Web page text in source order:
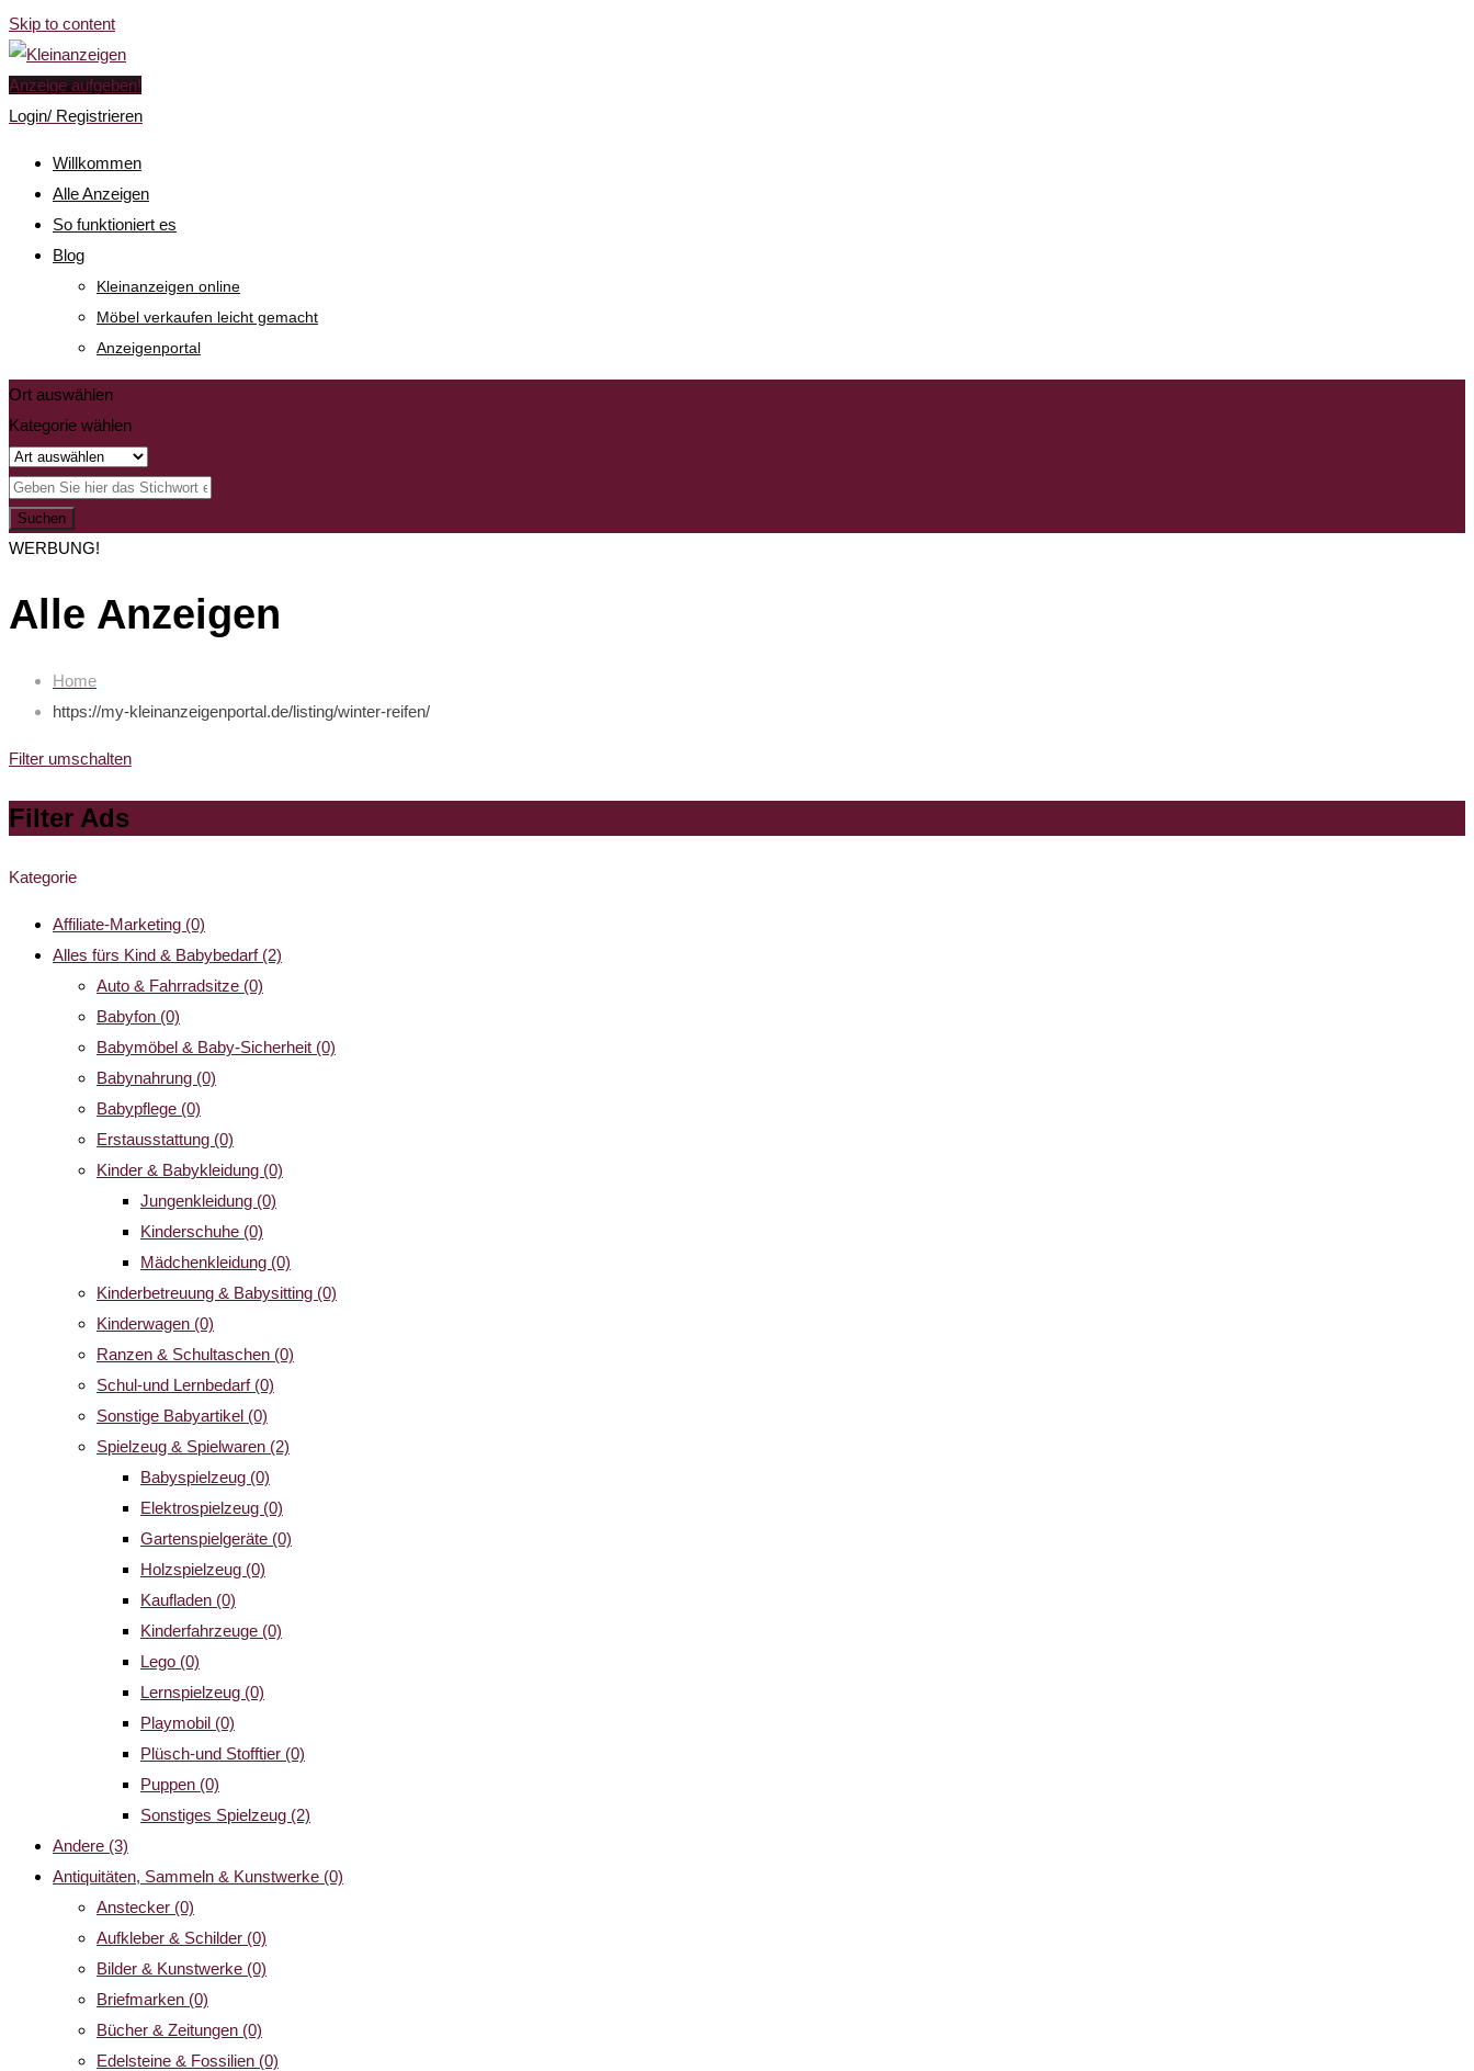
Skip to content
Anzeige aufgeben!
Login/ Registrieren
Willkommen
Alle Anzeigen
So funktioniert es
Blog
Kleinanzeigen online
Möbel verkaufen leicht gemacht
Anzeigenportal
Ort auswählen
Kategorie wählen
Suchen
WERBUNG!
Alle Anzeigen
Home
https://my-kleinanzeigenportal.de/listing/winter-reifen/
Filter umschalten
Filter Ads
Kategorie
Affiliate-Marketing (0)
Alles fürs Kind & Babybedarf (2)
Auto & Fahrradsitze (0)
Babyfon (0)
Babymöbel & Baby-Sicherheit (0)
Babynahrung (0)
Babypflege (0)
Erstausstattung (0)
Kinder & Babykleidung (0)
Jungenkleidung (0)
Kinderschuhe (0)
Mädchenkleidung (0)
Kinderbetreuung & Babysitting (0)
Kinderwagen (0)
Ranzen & Schultaschen (0)
Schul-und Lernbedarf (0)
Sonstige Babyartikel (0)
Spielzeug & Spielwaren (2)
Babyspielzeug (0)
Elektrospielzeug (0)
Gartenspielgeräte (0)
Holzspielzeug (0)
Kaufladen (0)
Kinderfahrzeuge (0)
Lego (0)
Lernspielzeug (0)
Playmobil (0)
Plüsch-und Stofftier (0)
Puppen (0)
Sonstiges Spielzeug (2)
Andere (3)
Antiquitäten, Sammeln & Kunstwerke (0)
Anstecker (0)
Aufkleber & Schilder (0)
Bilder & Kunstwerke (0)
Briefmarken (0)
Bücher & Zeitungen (0)
Edelsteine & Fossilien (0)